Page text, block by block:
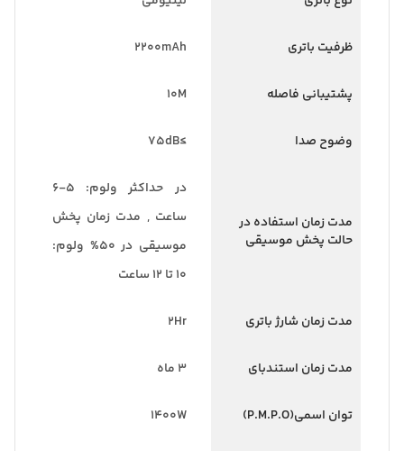
ظرفیت باتری 2200mAh
پشتیبانی فاصله 10M
وضوح صدا ≥75dB
مدت زمان استفاده در
حالت پخش موسیقی
در حداکثر ولوم: 5-6
ساعت , مدت زمان پخش
موسیقی در 50% ولوم:
10 تا 12 ساعت
مدت زمان شارژ باتری 2Hr
مدت زمان استندبای 3 ماه
توان اسمی(P.M.P.O) 1400W